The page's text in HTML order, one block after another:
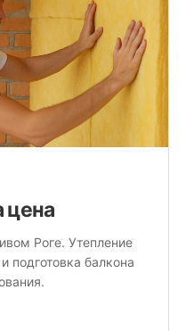
цена
Роге. Утепление
подготовка балкона